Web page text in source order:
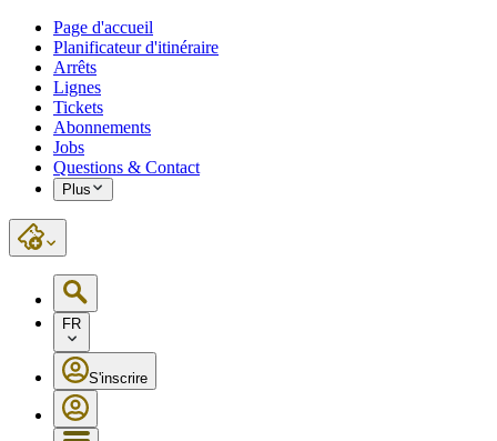
Page d'accueil
Planificateur d'itinéraire
Arrêts
Lignes
Tickets
Abonnements
Jobs
Questions & Contact
Plus
FR
S'inscrire